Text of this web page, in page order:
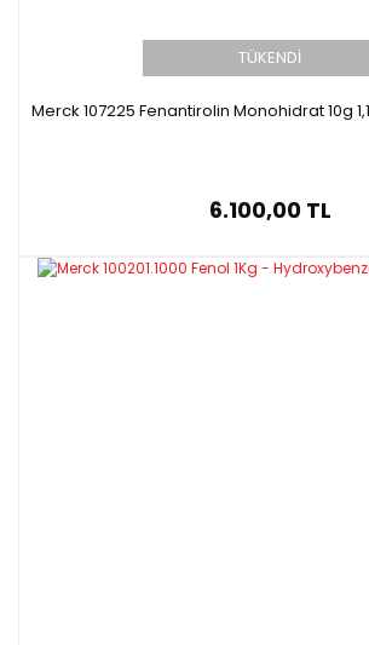
TÜKENDİ
Merck 107225 Fenantirolin Monohidrat 10g
6.100,00 TL